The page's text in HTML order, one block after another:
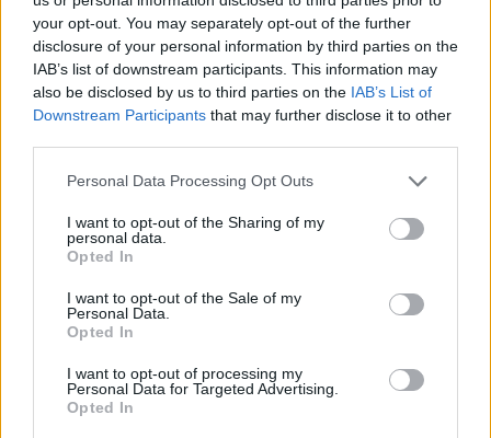
your opt-out. You may separately opt-out of the further
disclosure of your personal information by third parties on the
IAB’s list of downstream participants. This information may
also be disclosed by us to third parties on the IAB’s List of
Downstream Participants that may further disclose it to other
Please note that this website/app uses one or more Google
not limited to your visit or usage behaviour. You may click to
grant or deny consent to Google and its third-party tags to
use your data for below specified purposes in below Google
consent section.
Personal Data Processing Opt Outs
I want to opt-out of the Sharing of my
personal data.
Opted In
I want to opt-out of the Sale of my
Personal Data.
Opted In
I want to opt-out of processing my
Personal Data for Targeted Advertising.
Opted In